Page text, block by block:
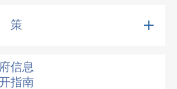
策
信息
指南